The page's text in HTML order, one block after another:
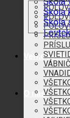
Škola
Škola
O nás